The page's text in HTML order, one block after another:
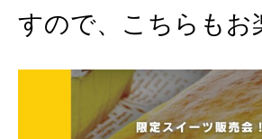
すので、こちらもお